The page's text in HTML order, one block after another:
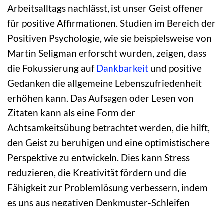
Arbeitsalltags nachlässt, ist unser Geist offener
für positive Affirmationen. Studien im Bereich der
Positiven Psychologie, wie sie beispielsweise von
Martin Seligman erforscht wurden, zeigen, dass
die Fokussierung aufDankbarkeit und positive
Gedanken die allgemeine Lebenszufriedenheit
erhöhen kann. Das Aufsagen oder Lesen von
Zitaten kann als eine Form der
Achtsamkeitsübung betrachtet werden, die hilft,
den Geist zu beruhigen und eine optimistischere
Perspektive zu entwickeln. Dies kann Stress
reduzieren, die Kreativität fördern und die
Fähigkeit zur Problemlösung verbessern, indem
es uns aus negativen Denkmuster-Schleifen